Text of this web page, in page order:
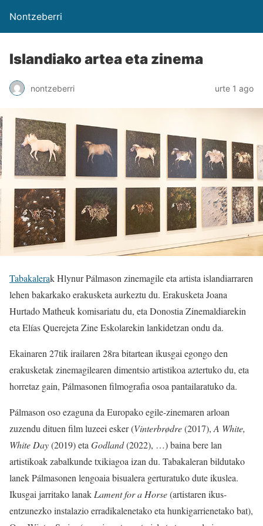
Nontzeberri
Islandiako artea eta zinema
nontzeberri urte 1 ago
Tabakalerak Hlynur Pálmason zinemagile eta artista islandiarraren
lehen bakarkako erakusketa aurkeztu du. Erakusketa Joana
Hurtado Matheuk komisariatu du, eta Donostia Zinemaldiarekin
eta Elías Querejeta Zine Eskolarekin lankidetzan ondu da.
Ekainaren 27tik irailaren 28ra bitartean ikusgai egongo den
erakusketak zinemagilearen dimentsio artistikoa aztertuko du, eta
horretaz gain, Pálmasonen filmografia osoa pantailaratuko da.
Pálmason oso ezaguna da Europako egile-zinemaren arloan
zuzendu dituen film luzeei esker (Vinterbrødre(2017),A White,
White Day(2019) etaGodland(2022), …) baina bere lan
artistikoak zabalkunde txikiagoa izan du. Tabakaleran bildutako
lanek Pálmasonen lengoaia bisualera gerturatuko dute ikuslea.
Ikusgai jarritako lanakLament for a Horse(artistaren ikus-
entzunezko instalazio erradikalenetako eta hunkigarrienetako bat),